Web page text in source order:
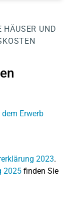
HÄUSER UND
Erwerb
2023.
2025 finden Sie